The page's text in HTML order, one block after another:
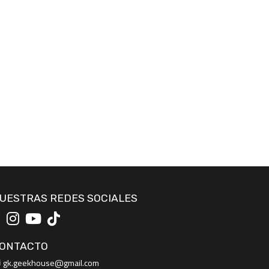
REDES SOCIALES
gk.geekhouse@gmail.com